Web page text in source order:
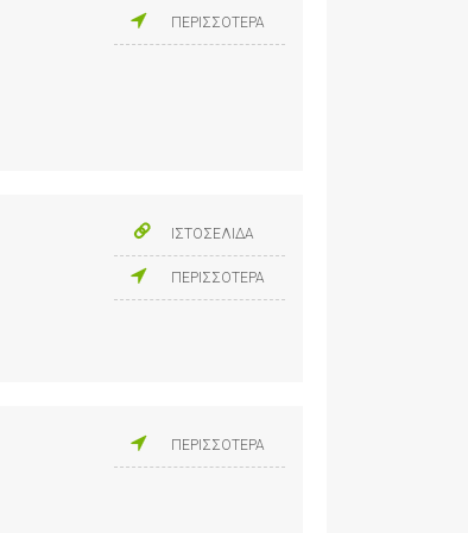
ΠΕΡΙΣΣΟΤΕΡΑ
ΙΣΤΟΣΕΛΙΔΑ
ΠΕΡΙΣΣΟΤΕΡΑ
ΠΕΡΙΣΣΟΤΕΡΑ